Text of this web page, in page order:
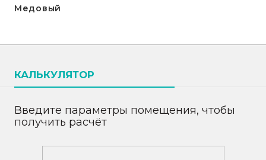
Медовый
КАЛЬКУЛЯТОР
Введите параметры помещения, чтобы
получить расчёт